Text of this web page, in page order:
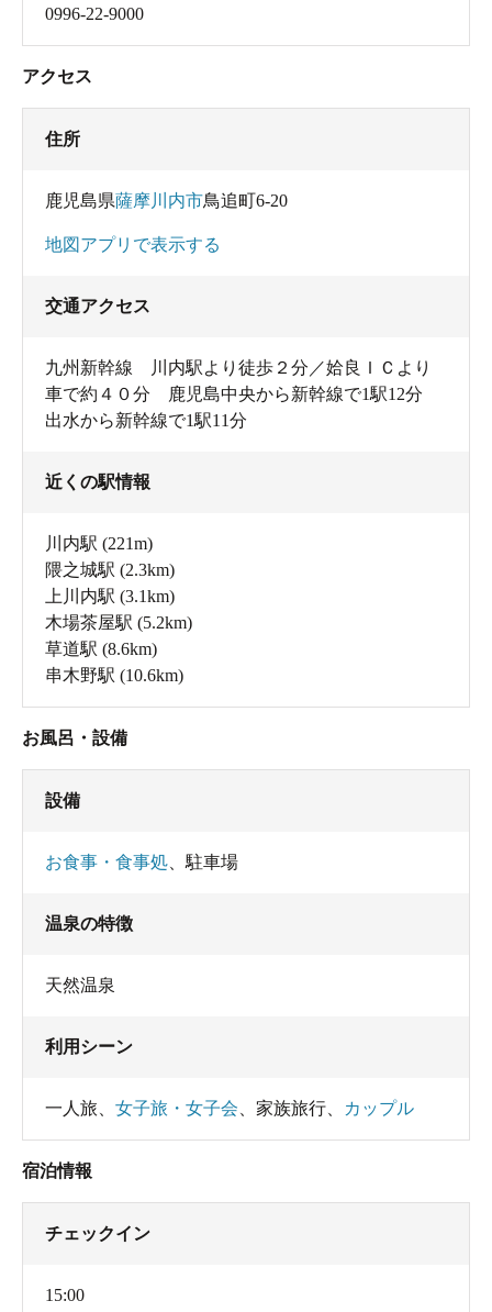
0996-22-9000
アクセス
住所
鹿児島県薩摩川内市鳥追町6-20
地図アプリで表示する
交通アクセス
九州新幹線 川内駅より徒歩２分／姶良ＩＣより
車で約４０分 鹿児島中央から新幹線で1駅12分
出水から新幹線で1駅11分
近くの駅情報
川内駅 (221m)
隈之城駅 (2.3km)
上川内駅 (3.1km)
木場茶屋駅 (5.2km)
草道駅 (8.6km)
串木野駅 (10.6km)
お風呂・設備
設備
お食事・食事処 駐車場
温泉の特徴
天然温泉
利用シーン
一人旅 女子旅・女子会 家族旅行 カップル
宿泊情報
チェックイン
15:00